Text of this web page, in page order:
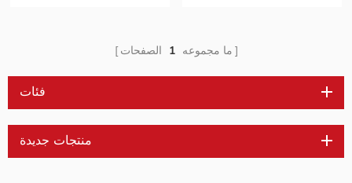
ما مجموعه 1 الصفحات
فئات
منتجات جديدة